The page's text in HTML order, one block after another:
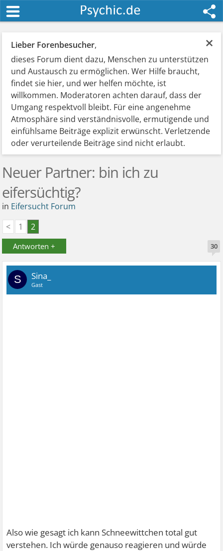
×
Lieber Forenbesucher,
dieses Forum dient dazu, Menschen zu unterstützen
und Austausch zu ermöglichen. Wer Hilfe braucht,
findet sie hier, und wer helfen möchte, ist
willkommen. Moderatoren achten darauf, dass der
Umgang respektvoll bleibt. Für eine angenehme
Atmosphäre sind verständnisvolle, ermutigende und
einfühlsame Beiträge explizit erwünscht. Verletzende
oder verurteilende Beiträge sind nicht erlaubt.
Neuer Partner: bin ich zu
eifersüchtig?
in Eifersucht Forum
<
1 2
Antworten + 30
S Sina_
Gast
Also wie gesagt ich kann Schneewittchen total gut
verstehen. Ich würde genauso reagieren und würde